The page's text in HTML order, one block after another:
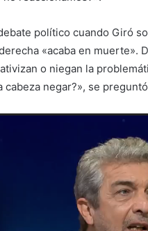
político cuando Giró
«acaba en muerte».
o niegan la
negar?», se